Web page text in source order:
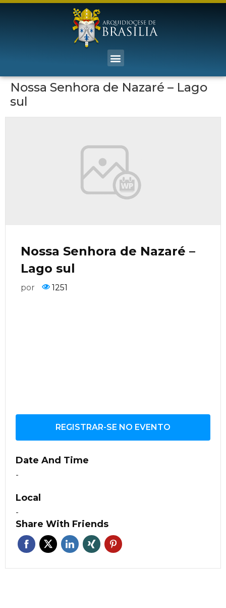
Nossa Senhora de Nazaré – Lago
sul
Nossa Senhora de Nazaré –
Lago sul
por 1251
REGISTRAR-SE NO EVENTO
Date And Time
-
Local
-
Share With Friends